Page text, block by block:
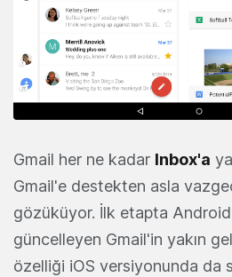
Gmail her ne kadar Inbox'a
Gmail'e destekten asla
gözüküyor. İlk etapta Android
güncelleyen Gmail'in yakın
özelliği iOS versiyonunda da